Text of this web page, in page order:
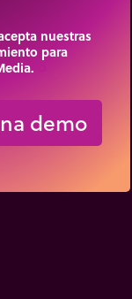
nuestras
para
demo